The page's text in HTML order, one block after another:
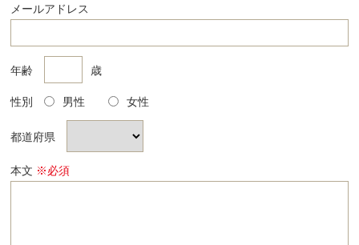
メールアドレス
年齢 歳
性別 男性 女性
都道府県
本文 ※必須